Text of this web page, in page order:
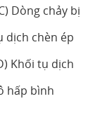
Dòng chảy bị
dịch chèn ép
Khối tụ dịch
hấp bình